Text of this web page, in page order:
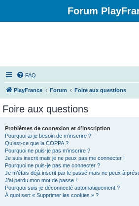
Forum
FAQ
PlayFrance Forum Foire aux questions
Foire aux questions
Problèmes de connexion et d’inscription
Pourquoi ai-je besoin de m’inscrire ?
Qu’est-ce que la COPPA ?
Pourquoi ne puis-je pas m’inscrire ?
Je suis inscrit mais je ne peux pas me connecter !
Pourquoi ne puis-je pas me connecter ?
Je m’étais déjà inscrit par le passé mais ne peux à
J’ai perdu mon mot de passe !
Pourquoi suis-je déconnecté automatiquement ?
À quoi sert « Supprimer les cookies » ?